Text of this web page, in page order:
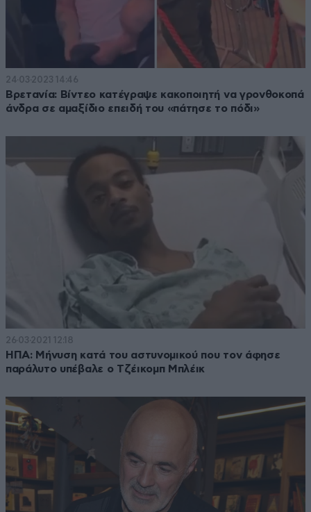
24·03·2023 14:46
Βρετανία: Βίντεο κατέγραψε κακοποιητή να γρονθοκοπά
άνδρα σε αμαξίδιο επειδή του «πάτησε το πόδι»
26·03·2021 12:18
ΗΠΑ: Μήνυση κατά του αστυνομικού που τον άφησε
παράλυτο υπέβαλε ο Τζέικομπ Μπλέικ